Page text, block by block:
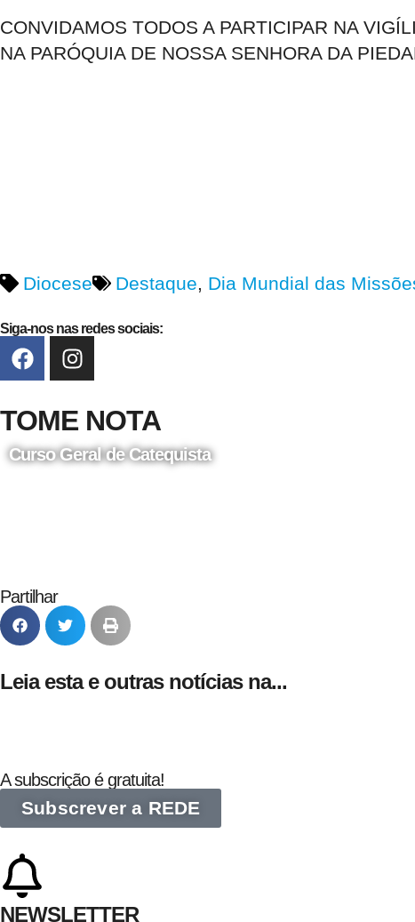
CONVIDAMOS TODOS A PARTICIPAR NA
NA PARÓQUIA DE NOSSA SENHORA DA
Diocese Destaque, Dia Mundial das
Siga-nos nas redes sociais:
TOME NOTA
Curso Geral de Catequista
Partilhar
Leia esta e outras notícias na...
A subscrição é gratuita!
Subscrever a REDE
NEWSLETTER